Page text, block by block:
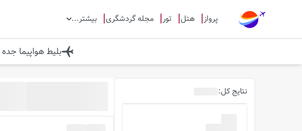
پرواز هتل تور مجله گردشگری بیشتر...
بلیط هواپیما جده
نتایج کل: